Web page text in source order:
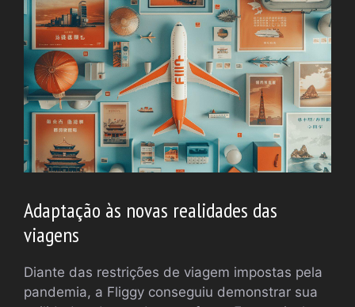
Adaptação às novas realidades das
viagens
Diante das restrições de viagem impostas pela
pandemia, a Fliggy conseguiu demonstrar sua